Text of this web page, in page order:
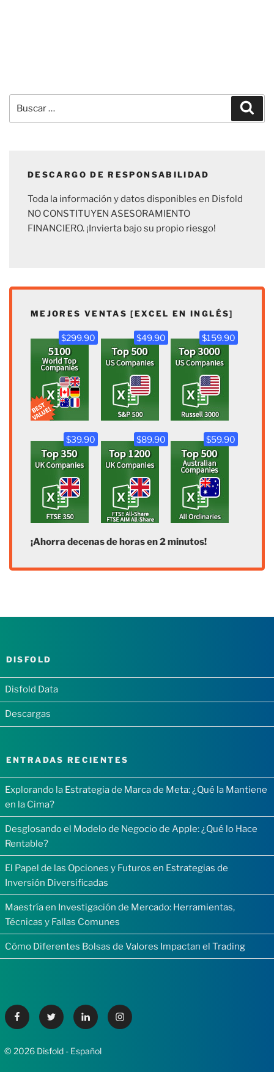
por:
DESCARGO DE RESPONSABILIDAD
Toda la información y datos disponibles en Disfold
NO CONSTITUYEN ASESORAMIENTO
FINANCIERO. ¡Invierta bajo su propio riesgo!
MEJORES VENTAS [EXCEL EN INGLÉS]
$299.90 $49.90 $159.90
$39.90 $89.90 $59.90
¡Ahorra decenas de horas en 2 minutos!
DISFOLD
Disfold Data
Descargas
ENTRADAS RECIENTES
Explorando la Estrategia de Marca de Meta: ¿Qué la Mantiene
en la Cima?
Desglosando el Modelo de Negocio de Apple: ¿Qué lo Hace
Rentable?
El Papel de las Opciones y Futuros en Estrategias de
Inversión Diversificadas
Maestría en Investigación de Mercado: Herramientas,
Técnicas y Fallas Comunes
Cómo Diferentes Bolsas de Valores Impactan el Trading
FacebookTwitter LinkedinInstagram
© 2026 Disfold - Español